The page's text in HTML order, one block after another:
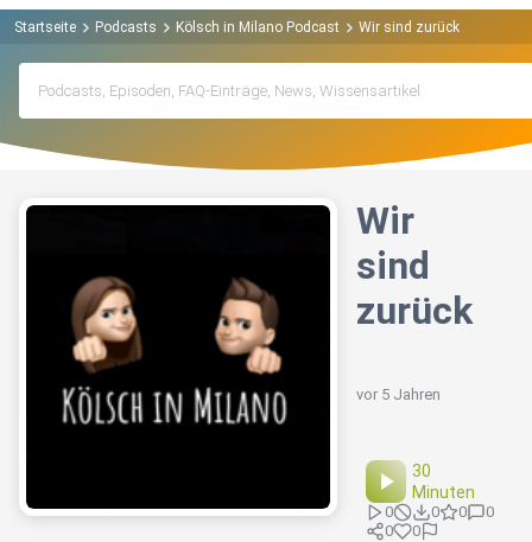
Startseite Podcasts Kölsch in Milano Podcast Wir sind zurück
Wir
sind
zurück
vor 5 Jahren
30
Minuten
0 0 0
0
0
0